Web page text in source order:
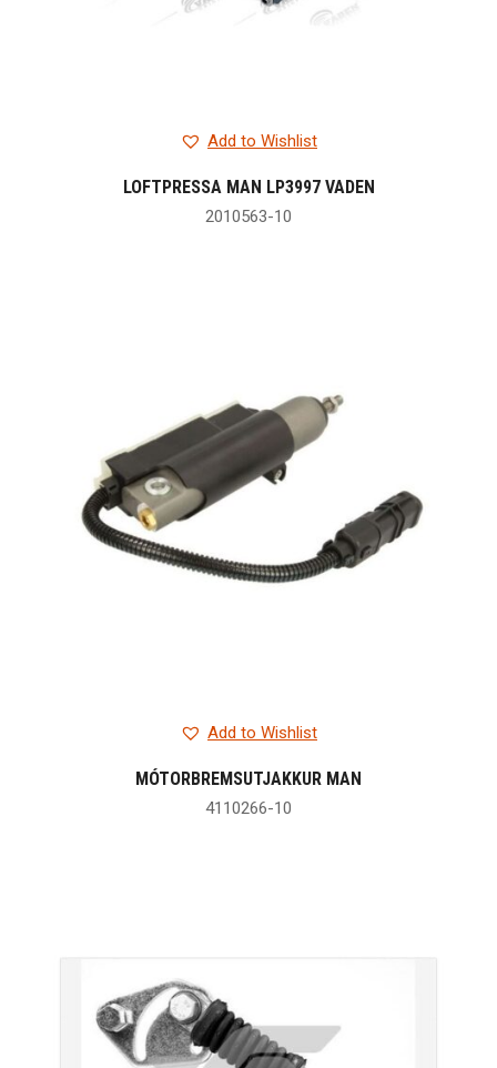
Add to Wishlist
LOFTPRESSA MAN LP3997 VADEN
2010563-10
Add to Wishlist
MÓTORBREMSUTJAKKUR MAN
4110266-10